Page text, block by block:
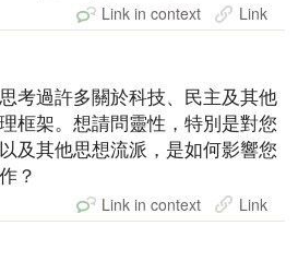
Link in context Link
考過許多關於科技、民主及其他
框架。想請問靈性，特別是對您
及其他思想流派，是如何影響您
？
Link in context Link